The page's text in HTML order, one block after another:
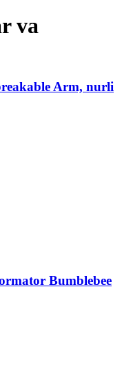
va
Arm, nurli
Bumblebee